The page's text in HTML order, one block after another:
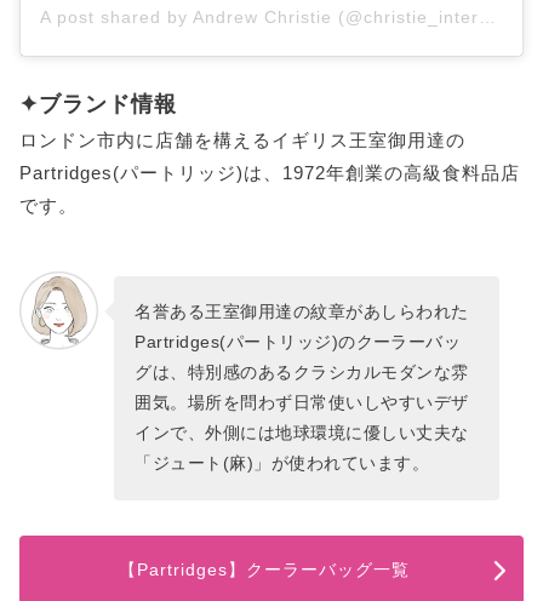
✦ブランド情報
ロンドン市内に店舗を構えるイギリス王室御用達の
Partridges(パートリッジ)は、1972年創業の高級食料品店
です。
名誉ある王室御用達の紋章があしらわれた
Partridges(パートリッジ)のクーラーバッ
グは、特別感のあるクラシカルモダンな雰
囲気。場所を問わず日常使いしやすいデザ
インで、外側には地球環境に優しい丈夫な
「ジュート(麻)」が使われています。
【Partridges】クーラーバッグ一覧